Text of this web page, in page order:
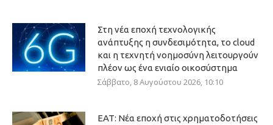
Στη νέα εποχή τεχνολογικής
ανάπτυξης η συνδεσιμότητα, το cloud
και η τεχνητή νοημοσύνη λειτουργούν
πλέον ως ένα ενιαίο οικοσύστημα
Σάββατο, 8 Αυγούστου 2026, 10:10
ΕΑΤ: Νέα εποχή στις χρηματοδοτήσεις